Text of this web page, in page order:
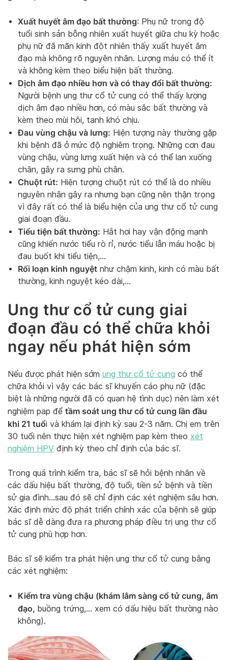
Xuất huyết âm đạo bất thường: Phụ nữ trong độ
tuổi sinh sản bỗng nhiên xuất huyết giữa chu kỳ hoặc
phụ nữ đã mãn kinh đột nhiên thấy xuất huyết âm
đạo mà không rõ nguyên nhân. Lượng máu có thể ít
và không kèm theo biểu hiện bất thường.
Dịch âm đạo nhiều hơn và có thay đổi bất thường:
Người bệnh ung thư cổ tử cung có thể thấy lượng
dịch âm đạo nhiều hơn, có màu sắc bất thường và
kèm theo mùi hôi, tanh khó chịu.
Đau vùng chậu và lưng: Hiện tượng này thường gặp
khi bệnh đã ở mức độ nghiêm trọng. Những cơn đau
vùng chậu, vùng lưng xuất hiện và có thể lan xuống
chân, gây ra sưng phù chân.
Chuột rút: Hiện tượng chuột rút có thể là do nhiều
nguyên nhân gây ra nhưng bạn cũng nên thận trọng
vì đây rất có thể là biểu hiện của ung thư cổ tử cung
giai đoạn đầu.
Tiểu tiện bất thường: Hắt hơi hay vận động mạnh
cũng khiến nước tiểu rò rỉ, nước tiểu lẫn máu hoặc bị
đau buốt khi tiểu tiện,…
Rối loạn kinh nguyệt như chậm kinh, kinh có màu bất
thường, kinh nguyệt kéo dài,…
Ung thư cổ tử cung giai
đoạn đầu có thể chữa khỏi
ngay nếu phát hiện sớm
Nếu được phát hiện sớm ung thư cổ tử cung có thể
chữa khỏi vì vậy các bác sĩ khuyến cáo phụ nữ (đặc
biệt là những người đã có quan hệ tình dục) nên làm xét
nghiệm pap để tầm soát ung thư cổ tử cung lần đầu
khi 21 tuổi và khám lại định kỳ sau 2-3 năm. Chị em trên
30 tuổi nên thực hiện xét nghiệm pap kèm theo xét
nghiệm HPV định kỳ theo chỉ định của bác sĩ.
Trong quá trình kiểm tra, bác sĩ sẽ hỏi bệnh nhân về
các dấu hiệu bất thường, độ tuổi, tiền sử bệnh và tiền
sử gia đình…sau đó sẽ chỉ định các xét nghiệm sâu hơn.
Xác định mức độ phát triển chính xác của bệnh sẽ giúp
bác sĩ dễ dàng đưa ra phương pháp điều trị ung thư cổ
tử cung phù hợp hơn.
Bác sĩ sẽ kiểm tra phát hiện ung thư cổ tử cung bằng
các xét nghiệm:
Kiểm tra vùng chậu (khám lâm sàng cổ tử cung, âm
đạo, buồng trứng,… xem có dấu hiệu bất thường nào
không).